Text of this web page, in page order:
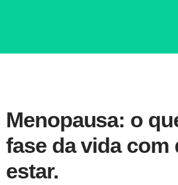
Menopausa: o
fase da vida com
estar.